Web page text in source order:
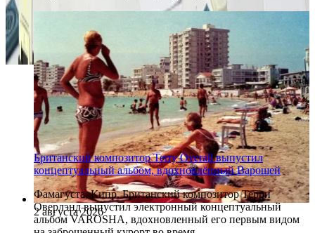
2 августа 2026
Британский композитор Terry Overall выпустил
концептуальный альбом, вдохновлённый Варошей
Фамагуста, Кипр. Британский композитор Терри
Оверлэнд выпустил электронный концептуальный
альбом VAROSHA, вдохновленный его первым видом